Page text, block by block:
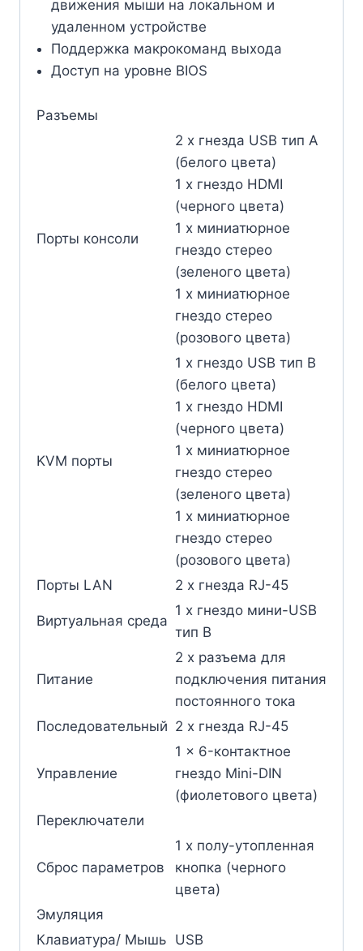
движения мыши на локальном и
удаленном устройстве
Поддержка макрокоманд выхода
Доступ на уровне BIOS
Разъемы
Порты консоли
2 x гнезда USB тип A
(белого цвета)
1 x гнездо HDMI
(черного цвета)
1 x миниатюрное
гнездо стерео
(зеленого цвета)
1 x миниатюрное
гнездо стерео
(розового цвета)
KVM порты
1 x гнездо USB тип В
(белого цвета)
1 x гнездо HDMI
(черного цвета)
1 x миниатюрное
гнездо стерео
(зеленого цвета)
1 x миниатюрное
гнездо стерео
(розового цвета)
Порты LAN
2 x гнезда RJ-45
Виртуальная среда
1 x гнездо мини-USB
тип В
Питание
2 x разъема для
подключения питания
постоянного тока
Последовательный 2 x гнезда RJ-45
Управление
1 x 6-контактное
гнездо Mini-DIN
(фиолетового цвета)
Переключатели
Сброс параметров
1 x полу-утопленная
кнопка (черного
цвета)
Эмуляция
Клавиатура/ Мышь USB